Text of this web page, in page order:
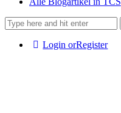
Login orRegister